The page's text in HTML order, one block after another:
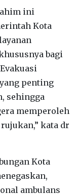
ini
Kota
bagi
penting
sehingga
memperoleh
kata dr
Kota
ambulans